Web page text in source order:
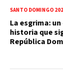
SANTO DOMINGO
La esgrima:
historia que
República